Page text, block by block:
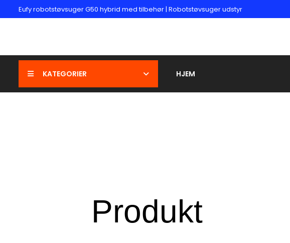
Eufy robotstøvsuger G50 hybrid med tilbehør | Robotstøvsuger udstyr
KATEGORIER HJEM